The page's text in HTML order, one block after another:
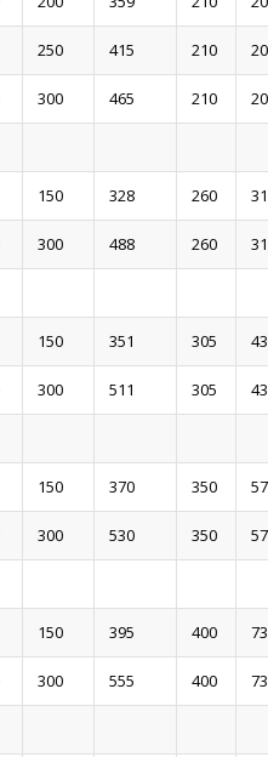
250 415 210
300 465 210
150 328 260
300 488 260
150 351 305
300 511 305
150 370 350
300 530 350
150 395 400
300 555 400